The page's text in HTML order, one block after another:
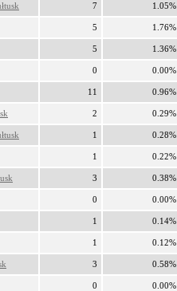
7 1.05%
5 1.76%
5 1.36%
0 0.00%
11 0.96%
2 0.29%
1 0.28%
1 0.22%
3 0.38%
0 0.00%
1 0.14%
1 0.12%
3 0.58%
0 0.00%